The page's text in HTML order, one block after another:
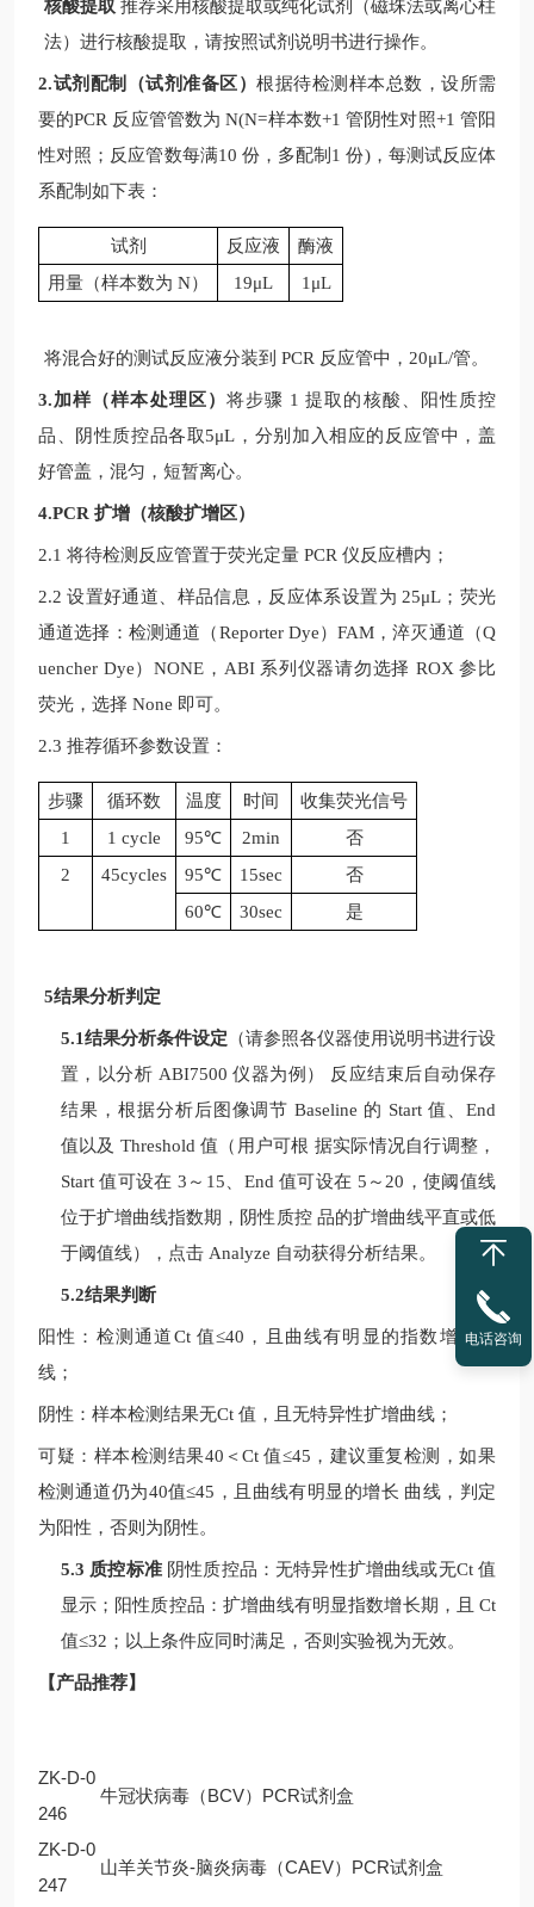
核酸提取 推荐采用核酸提取或纯化试剂（磁珠法或离心柱
法）进行核酸提取，请按照试剂说明书进行操作。
2.试剂配制（试剂准备区） 根据待检测样本总数，设所需
要的PCR 反应管管数为 N(N=样本数+1管阴性对照+1 管阳
性对照；反应管数每满10 份，多配制 1份)，每测试反应体
系配制如下表：
试剂 反应液
酶液
用量（样本数为 N） 19μL 1μL
将混合好的测试反应液分装到 PCR 反应管中， 20μL/管。
3.加样（样本处理区） 将步骤 1提取的核酸、阳性质控
品、阴性质控品各取5μL ，分别加入相应的反应管中，盖
好管盖，混匀，短暂离心。
4.PCR 扩增（核酸扩增区）
2.1 将待检测反应管置于荧光定量 PCR 仪反应槽内；
2.2 设置好通道、样品信息，反应体系设置为 25μL ；荧光
通道选择：检测通道（Reporter Dye） FAM，淬灭通道（Q
uencher Dye）NONE ， ABI 系列仪器请勿选择 ROX参比
荧光，选择 None 即可。
2.3 推荐循环参数设置：
步骤 循环数 温度 时间
收集荧光信号
1
1 cycle 95℃ 2min
否
2
45cycles 95℃ 15sec
否
60℃
30sec 是
5结果分析判定
5.1结果分析条件设定 （请参照各仪器使用说明书进行设
置，以分析 ABI7500仪器为例）
反应结束后自动保存
结果，根据分析后图像调节Baseline 的 Start值、End
值以及 Threshold值（用户可根 据实际情况自行调整，
Start值可设在 3 ～ 15 End 值可设在 5 ～ 20 ，使阈值线
位于扩增曲线指数期，阴性质控品的扩增曲线平直或低
于阈值线），点击 Analyze 自动获得分析结果。
5.2结果判断
阳性：检测通道Ct 值≤40 ，且曲线有明显的指数增长曲
线；
阴性：样本检测结果无Ct 值，且无特异性扩增曲线；
可疑：样本检测结果40 ＜Ct值≤45 ，建议重复检测，如果
检测通道仍为40值≤45 ，且曲线有明显的增长 曲线，判定
为阳性，否则为阴性。
5.3 质控标准 阴性质控品：无特异性扩增曲线或无Ct值
显示；阳性质控品：扩增曲线有明显指数增长期，且 Ct
值≤32 ；以上条件应同时满足，否则实验视为无效。
【产品推荐】
ZK-D-0
246
牛冠状病毒（BCV）PCR试剂盒
ZK-D-0
247
山羊关节炎-脑炎病毒（CAEV）PCR试剂盒
电话咨询